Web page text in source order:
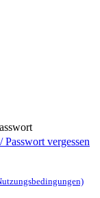
Passwort vergessen